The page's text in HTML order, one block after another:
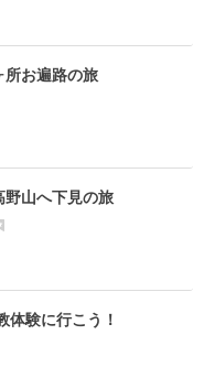
お遍路の旅
山へ下見の旅
体験に行こう！